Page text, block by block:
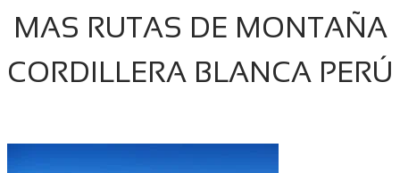
MAS RUTAS DE MONTAÑA
CORDILLERA BLANCA PERÚ